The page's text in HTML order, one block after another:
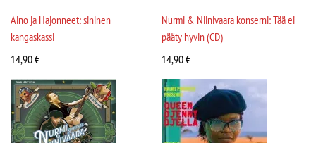
Aino ja Hajonneet: sininen
kangaskassi
14,90€
Nurmi & Niinivaara konserni: Tää ei
pääty hyvin (CD)
14,90€